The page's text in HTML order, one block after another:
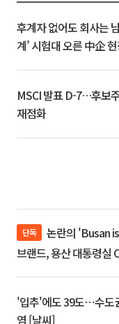
후계자 없어도 회사는
계’ 시험대 오른 中企
MSCI 발표 D-7…후보
재점화
단독
브랜드, 용산 대통령실
'입추'에도 39도⋯수도
염 [날씨]